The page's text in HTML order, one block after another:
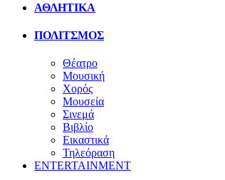
ΑΘΛΗΤΙΚΑ
ΠΟΛΙΤΣΜΟΣ
Θέατρο
Μουσική
Χορός
Μουσεία
Σινεμά
Βιβλίο
Εικαστικά
Τηλεόραση
ENTERTAINMENT